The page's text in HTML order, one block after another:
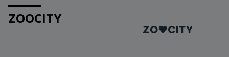
ZOOCITY